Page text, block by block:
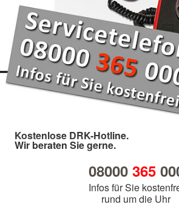
Kostenlose DRK-Hotline.
Wir beraten Sie gerne.
08000 365
Infos für Sie
rund um die Uhr